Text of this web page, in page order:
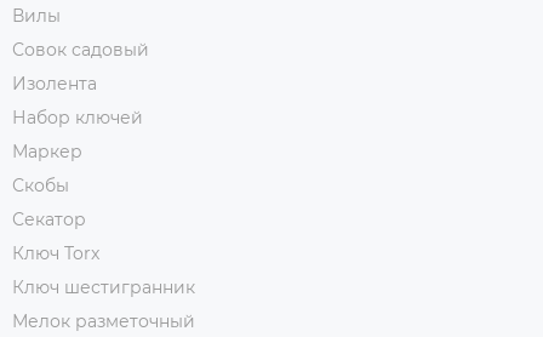
Вилы
Совок садовый
Изолента
Набор ключей
Маркер
Скобы
Секатор
Ключ Torx
Ключ шестигранник
Мелок разметочный